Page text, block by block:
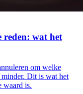
reden: wat het
om welke
minder. Dit is wat het
waard is.